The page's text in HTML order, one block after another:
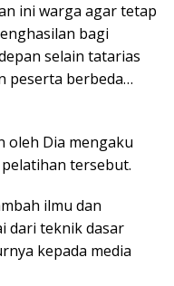
ini warga agar tetap
bagi
selain tatarias
peserta berbeda…
oleh Dia mengaku
tersebut.
ilmu dan
dari teknik dasar
kepada media